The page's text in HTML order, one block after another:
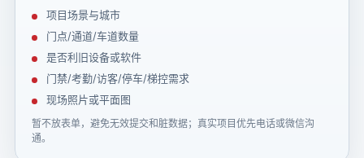
项目场景与城市
门点/通道/车道数量
是否利旧设备或软件
门禁/考勤/访客/停车/梯控需求
现场照片或平面图
暂不放表单，避免无效提交和脏数据；真实项目优先电话或微信沟
通。